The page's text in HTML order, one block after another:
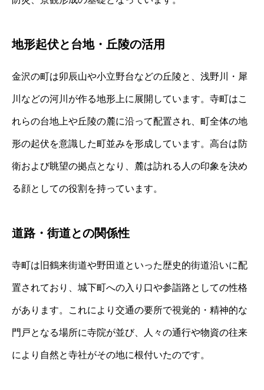
地形起伏と台地・丘陵の活用
金沢の町は卯辰山や小立野台などの丘陵と、浅野川・犀
川などの河川が作る地形上に展開しています。寺町はこ
れらの台地上や丘陵の麓に沿って配置され、町全体の地
形の起伏を意識した町並みを形成しています。高台は防
衛および眺望の拠点となり、麓は訪れる人の印象を決め
る顔としての役割を持っています。
道路・街道との関係性
寺町は旧鶴来街道や野田道といった歴史的街道沿いに配
置されており、城下町への入り口や参詣路としての性格
があります。これにより交通の要所で視覚的・精神的な
門戸となる場所に寺院が並び、人々の通行や物資の往来
により自然と寺社がその地に根付いたのです。